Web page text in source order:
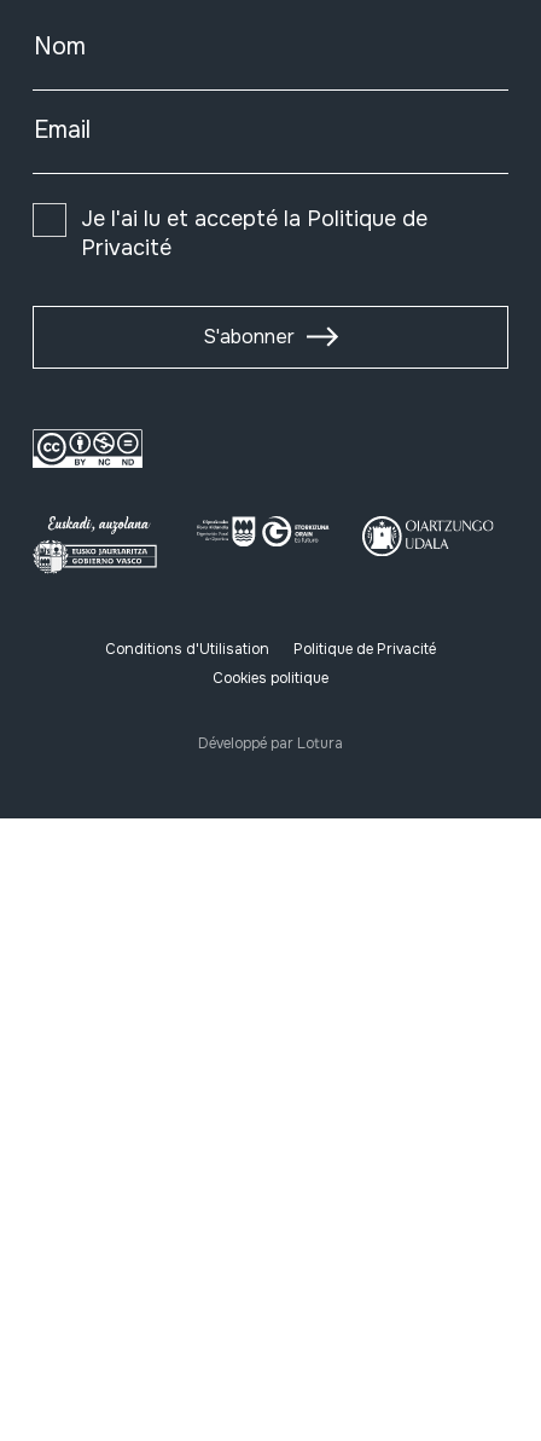
Nom
Email
Je l'ai lu et accepté la Politique de
Privacité
S'abonner
Conditions d'Utilisation
Politique de Privacité
Cookies politique
Développé par Lotura